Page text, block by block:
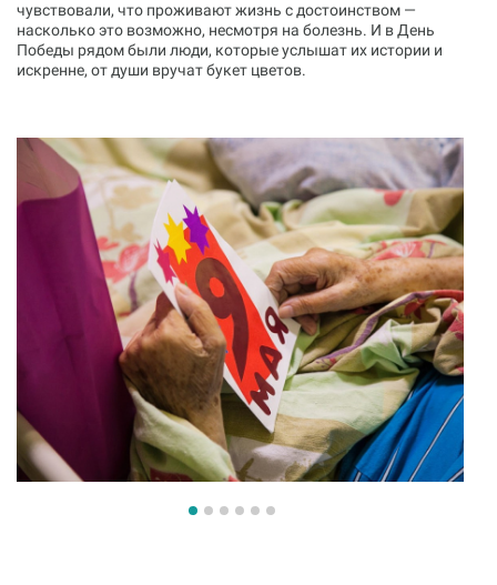
чувствовали, что проживают жизнь с достоинством —
насколько это возможно, несмотря на болезнь. И в День
Победы рядом были люди, которые услышат их истории и
искренне, от души вручат букет цветов.